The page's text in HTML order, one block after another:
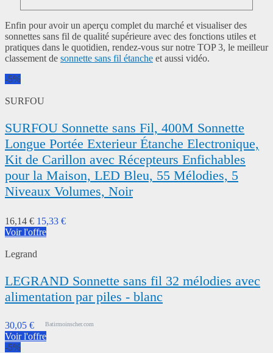
Enfin pour avoir un aperçu complet du marché et visualiser des
sonnettes sans fil de qualité supérieure avec des fonctions utiles et
pratiques dans le quotidien, rendez-vous sur notre TOP 3, le meilleur
classement de sonnette sans fil étanche et aussi vidéo.
-5%
SURFOU
SURFOU Sonnette sans Fil, 400M Sonnette
Longue Portée Exterieur Étanche Electronique,
Kit de Carillon avec Récepteurs Enfichables
pour la Maison, LED Bleu, 55 Mélodies, 5
Niveaux Volumes, Noir
16,14 € 15,33 €
Voir l'offre
Legrand
LEGRAND Sonnette sans fil 32 mélodies avec
alimentation par piles - blanc
30,05 € Batirmoinscher.com
Voir l'offre
-5%